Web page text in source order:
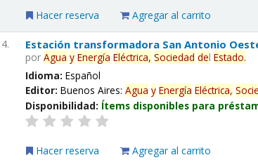
Hacer reserva Agregar al carrito
4. Estación transformadora San Antonio
porAgua y Energía Eléctrica, Sociedad delEstado.
Idioma:Español
Editor:Buenos Aires:Agua y Energía Eléctrica,
Disponibilidad: Ítems disponibles para
Hacer reserva Agregar al carrito